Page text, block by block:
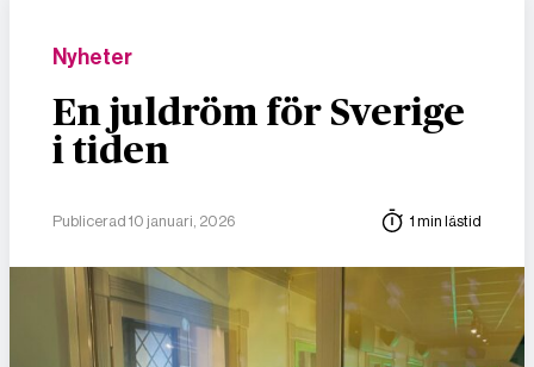
Nyheter
En juldröm för Sverige
i tiden
Publicerad 10 januari, 2026 1 min lästid